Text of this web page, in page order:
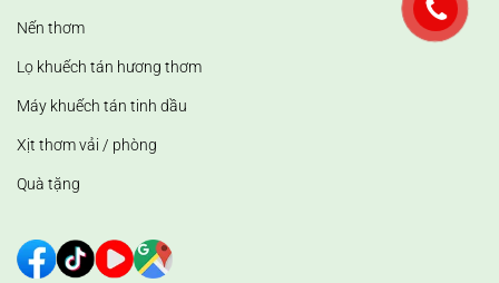
Nến thơm
Lọ khuếch tán hương thơm
Máy khuếch tán tinh dầu
Xịt thơm vải / phòng
Quà tặng